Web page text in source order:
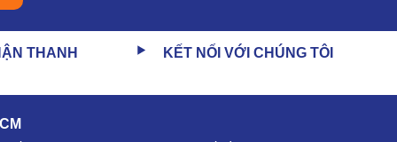
THANH
KẾT NỐI VỚI CHÚNG TÔI